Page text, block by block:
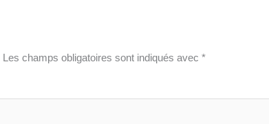
Les champs obligatoires sont indiqués avec*